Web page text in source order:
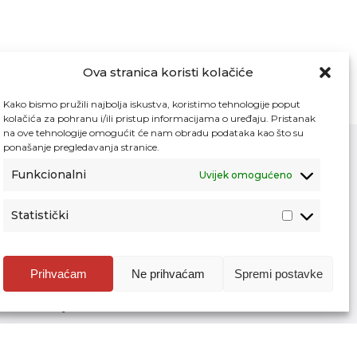
Ova stranica koristi kolačiće
Kako bismo pružili najbolja iskustva, koristimo tehnologije poput
kolačića za pohranu i/ili pristup informacijama o uređaju. Pristanak
na ove tehnologije omogućit će nam obradu podataka kao što su
ponašanje pregledavanja stranice.
Funkcionalni Uvijek omogućeno
Statistički
Prihvaćam Ne prihvaćam Spremi postavke
informacijama
osoba za unutarnje prijavljivanje
povjerenik Agencije za odgoj i